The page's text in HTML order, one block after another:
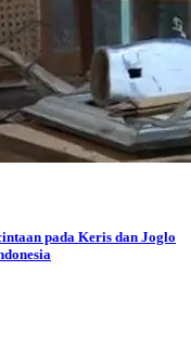
pada Keris dan Joglo